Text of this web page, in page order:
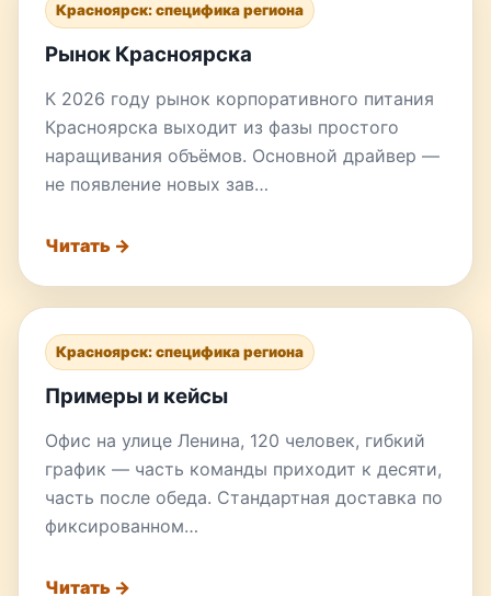
Красноярск: специфика региона
Рынок Красноярска
К 2026 году рынок корпоративного питания
Красноярска выходит из фазы простого
наращивания объёмов. Основной драйвер —
не появление новых зав…
Читать →
Красноярск: специфика региона
Примеры и кейсы
Офис на улице Ленина, 120 человек, гибкий
график — часть команды приходит к десяти,
часть после обеда. Стандартная доставка по
фиксированном…
Читать →